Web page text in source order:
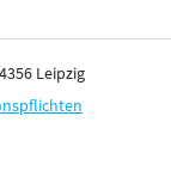
Leipzig